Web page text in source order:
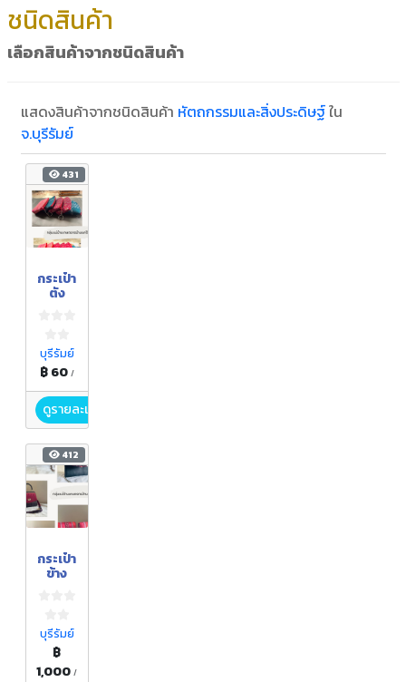
ชนิดสินค้า
เลือกสินค้าจากชนิดสินค้า
แสดงสินค้าจากชนิดสินค้า หัตถกรรมและสิ่งประดิษฐ์ใน
จ.บุรีรัมย์
431
กระเป๋า
ตัง
บุรีรัมย์
฿ 60 /
ดูรายละเอียด
412
กระเป๋า
ข้าง
บุรีรัมย์
฿
1,000/